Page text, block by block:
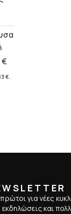
€
€.
για νέες
και